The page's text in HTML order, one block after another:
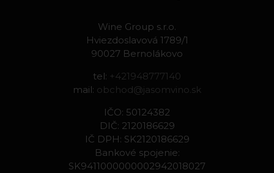
Wine Group s.r.o.
Hviezdoslavová 1789/1
90027 Bernolákovo
tel: +421948777140
mail: obchod@jasomvino.sk
IČO: 50124382
DIČ: 2120186629
IČ DPH: SK2120186629
Bankové spojenie:
SK9411000000002942018027